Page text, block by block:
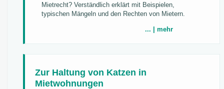
Mietrecht? Verständlich erklärt mit Beispielen,
typischen Mängeln und den Rechten von Mietern.
... | mehr
Zur Haltung von Katzen in
Mietwohnungen